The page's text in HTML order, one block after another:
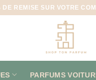
DE REMISE SUR VOTRE
PARFUMS